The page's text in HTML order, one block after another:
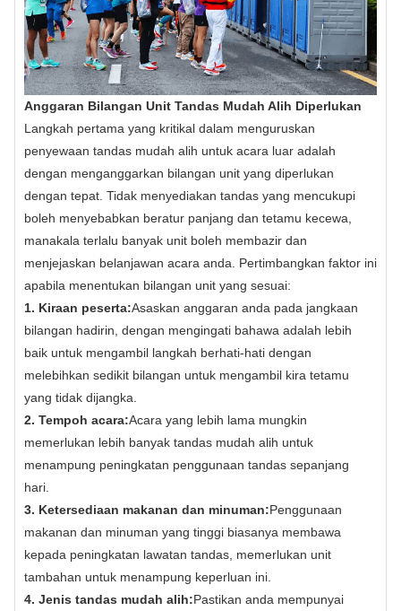
Anggaran Bilangan Unit Tandas Mudah Alih Diperlukan
Langkah pertama yang kritikal dalam menguruskan
penyewaan tandas mudah alih untuk acara luar adalah
dengan menganggarkan bilangan unit yang diperlukan
dengan tepat. Tidak menyediakan tandas yang mencukupi
boleh menyebabkan beratur panjang dan tetamu kecewa,
manakala terlalu banyak unit boleh membazir dan
menjejaskan belanjawan acara anda. Pertimbangkan faktor ini
apabila menentukan bilangan unit yang sesuai:
1. Kiraan peserta:Asaskan anggaran anda pada jangkaan
bilangan hadirin, dengan mengingati bahawa adalah lebih
baik untuk mengambil langkah berhati-hati dengan
melebihkan sedikit bilangan untuk mengambil kira tetamu
yang tidak dijangka.
2. Tempoh acara:Acara yang lebih lama mungkin
memerlukan lebih banyak tandas mudah alih untuk
menampung peningkatan penggunaan tandas sepanjang
hari.
3. Ketersediaan makanan dan minuman:Penggunaan
makanan dan minuman yang tinggi biasanya membawa
kepada peningkatan lawatan tandas, memerlukan unit
tambahan untuk menampung keperluan ini.
4. Jenis tandas mudah alih:Pastikan anda mempunyai